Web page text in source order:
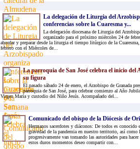
La delegación de Liturgia del
conferencias sobre la Cuaresma y...
La delegación diocesana de Liturgia del
organizado para el próximo miércoles 24 de
abordar y preparar desde la liturgia el tiempo litúrgico de la
febrero con el Miércoles de...
La parroquia de San José celebra el inicio del
su figura
El pasado sábado 24 de enero, el Arzobispo de Granada
parroquia de San José, para celebrar comienzo al Año
Virgen María y custodio del Niño Jesús. Acompañado del...
Comunicado del obispo de la Diócesis de
Hermanos sacerdotes y diáconos: De todos es conocido
gravedad de la pandemia en nuestro territorio, así como
progresivamente van tomando las autoridades para
estos duros momentos deseo compartir con...